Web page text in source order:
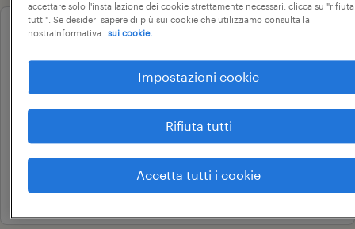
operational
banconista venditore / gestore
magazzino settore saldatura
verona, veneto
tempo indeterminato
22.000 € - 28.000 € annuale
14 luglio 2026
accettare solo l'installazione dei cookie strettamente necessari, clicca su "rifiuta
tutti". Se desideri sapere di più sui cookie che utilizziamo consulta la
nostraInformativa
sui cookie.
Impostazioni cookie
Rifiuta tutti
Accetta tutti i cookie